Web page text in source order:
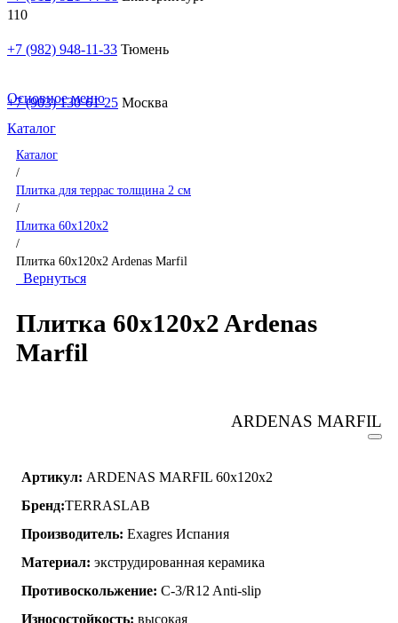
+7 (982) 948-11-33 Тюмень
+7 (903) 130-61-25 Москва
Основное меню
Каталог
Каталог
/
Плитка для террас толщина 2 см
/
Плитка 60x120x2
/
Плитка 60x120x2 Ardenas Marfil
Вернуться
Плитка 60x120x2 Ardenas
Marfil
ARDENAS MARFIL
Артикул: ARDENAS MARFIL 60x120x2
Бренд:TERRASLAB
Производитель: Exagres Испания
Материал: экструдированная керамика
Противоскольжение: C-3/R12 Anti-slip
Износостойкость: высокая